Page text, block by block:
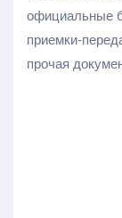
официальные
приемки-
прочая